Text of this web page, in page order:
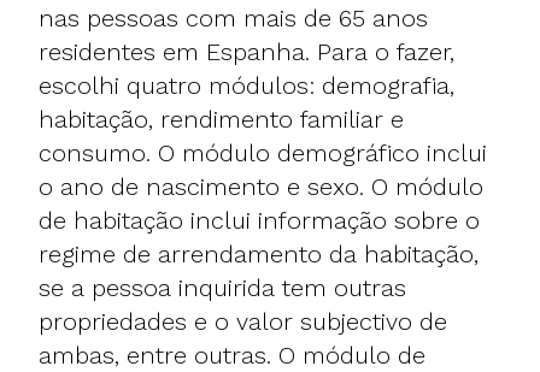
nas pessoas com mais de 65 anos
residentes em Espanha. Para o fazer,
escolhi quatro módulos: demografia,
habitação, rendimento familiar e
consumo. O módulo demográfico inclui
o ano de nascimento e sexo. O módulo
de habitação inclui informação sobre o
regime de arrendamento da habitação,
se a pessoa inquirida tem outras
propriedades e o valor subjectivo de
ambas, entre outras. O módulo de